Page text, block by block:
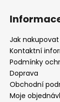
Jak nakupovat
Kontaktní
Podmínky
Doprava
Obchodní
Moje